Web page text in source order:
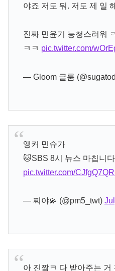
야죠 저도 뭐. 저도 제 일
진짜 민윤기 능청스러워
ㅋㅋ pic.twitter.com/
— Gloom 글룸
앵커 민슈가
🐱SBS 8시 뉴스 마칩니
pic.twitter.com/
— 찌야💫 (@pm5_twt)
아 진짴ㅋ 다 받아주는